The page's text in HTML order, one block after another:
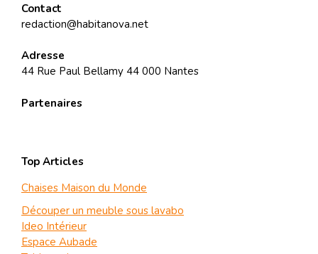
Contact
redaction@habitanova.net
Adresse
44 Rue Paul Bellamy 44 000 Nantes
Partenaires
Top Articles
Chaises Maison du Monde
Découper un meuble sous lavabo
Ideo Intérieur
Espace Aubade